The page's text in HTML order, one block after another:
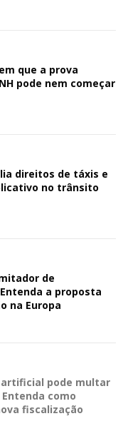
que a prova
pode nem começar
direitos de táxis e
no trânsito
de
a proposta
na Europa
pode multar
como
fiscalização